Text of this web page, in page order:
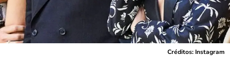
Créditos: Instagram